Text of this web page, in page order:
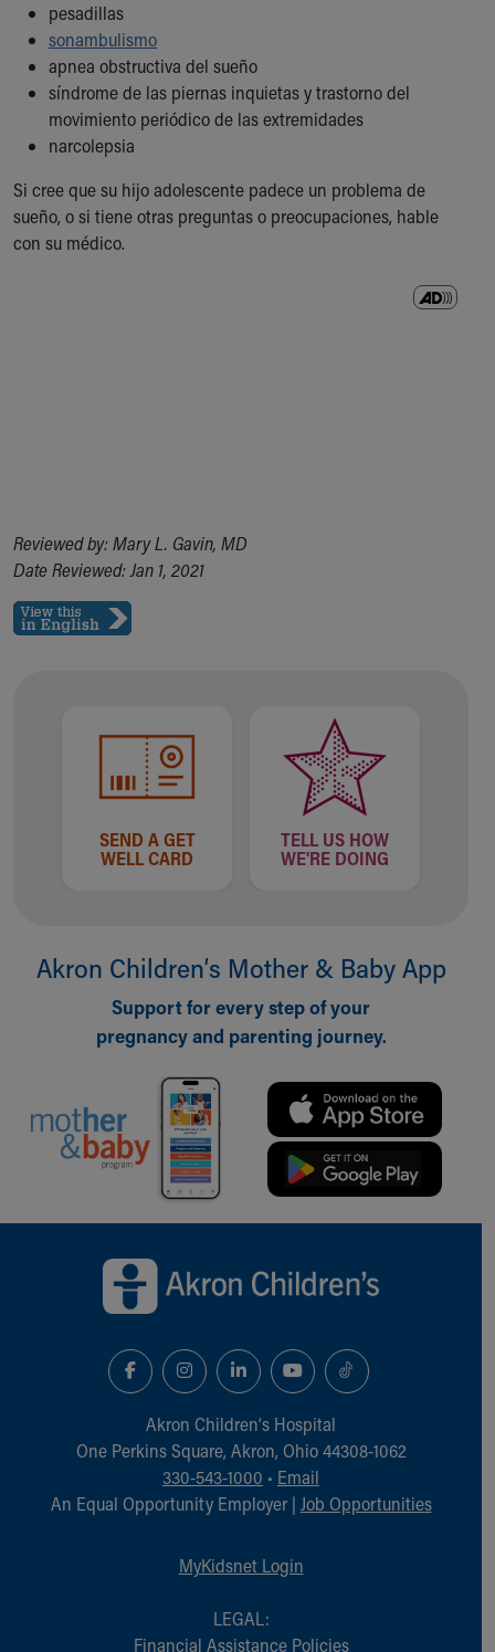
pesadillas
sonambulismo
apnea obstructiva del sueño
síndrome de las piernas inquietas y trastorno del
movimiento periódico de las extremidades
narcolepsia
Si cree que su hijo adolescente padece un problema de
sueño, o si tiene otras preguntas o preocupaciones, hable
con su médico.
Reviewed by: Mary L. Gavin, MD
Date Reviewed: Jan 1, 2021
SEND A GET
WELL CARD
TELL US HOW
WE'RE DOING
Akron Children‘s Mother & Baby App
Support for every step of your
pregnancy and parenting journey.
Akron Children‘s Hospital
One Perkins Square, Akron, Ohio 44308-1062
330-543-1000 • Email
An Equal Opportunity Employer | Job Opportunities
MyKidsnet Login
LEGAL:
Financial Assistance Policies